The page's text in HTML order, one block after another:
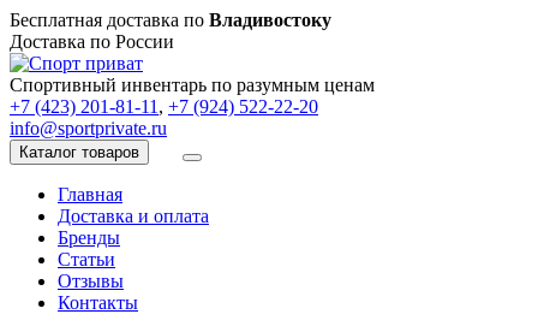
Бесплатная доставка по Владивостоку
Доставка по России
Спортивный инвентарь по разумным ценам
+7 (423) 201-81-11 , +7 (924) 522-22-20
info@sportprivate.ru
Каталог товаров
Главная
Доставка и оплата
Бренды
Статьи
Отзывы
Контакты